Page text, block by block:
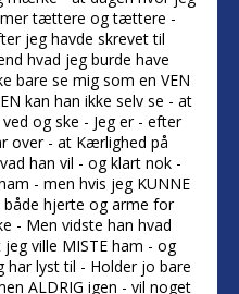
tættere og tættere -
jeg havde skrevet til
hvad jeg burde have
bare se mig som en VEN
kan han ikke selv se - at
og ske - Jeg er - efter
over - at Kærlighed på
han vil - og klart nok -
- men hvis jeg KUNNE
hjerte og arme for
- Men vidste han hvad
ville MISTE ham - og
har lyst til - Holder jo bare
ALDRIG igen - vil noget